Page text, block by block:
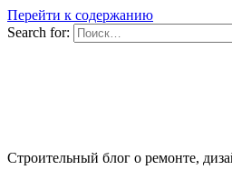
Перейти к содержанию
Search for:
Строительный блог о ремонте,